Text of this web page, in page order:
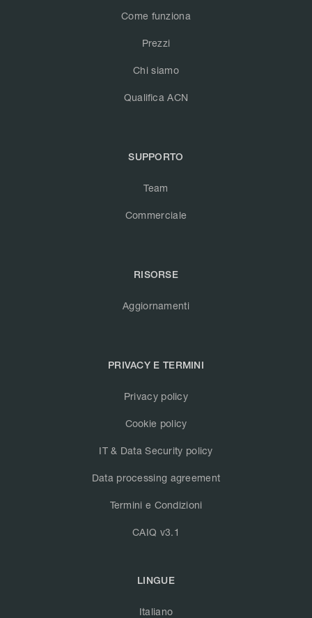
Come funziona
Prezzi
Chi siamo
Qualifica ACN
SUPPORTO
Team
Commerciale
RISORSE
Aggiornamenti
PRIVACY E TERMINI
Privacy policy
Cookie policy
IT & Data Security policy
Data processing agreement
Termini e Condizioni
CAIQ v3.1
LINGUE
Italiano